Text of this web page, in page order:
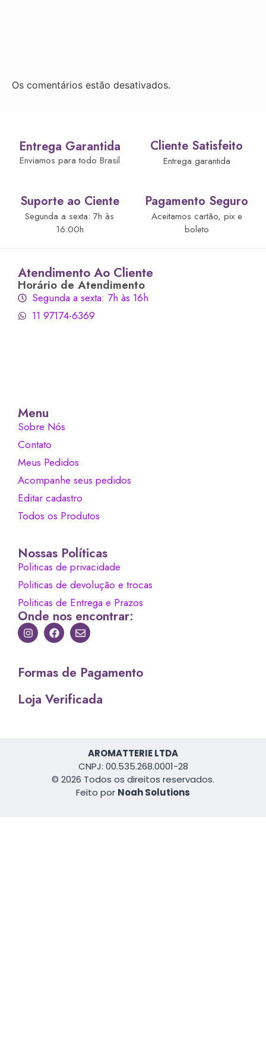
Os comentários estão desativados.
Entrega Garantida
Enviamos para todo Brasil
Cliente Satisfeito
Entrega garantida
Suporte ao Ciente
Segunda a sexta: 7h às
16:00h
Pagamento Seguro
Aceitamos cartão, pix e
boleto
Atendimento Ao Cliente
Horário de Atendimento
Segunda a sexta: 7h às 16h
11 97174-6369
Menu
Sobre Nós
Contato
Meus Pedidos
Acompanhe seus pedidos
Editar cadastro
Todos os Produtos
Nossas Políticas
Politicas de privacidade
Politicas de devolução e trocas
Politicas de Entrega e Prazos
Onde nos encontrar:
Formas de Pagamento
Loja Verificada
AROMATTERIE LTDA
CNPJ: 00.535.268.0001-28
© 2026 Todos os direitos reservados.
Feito por Noah Solutions